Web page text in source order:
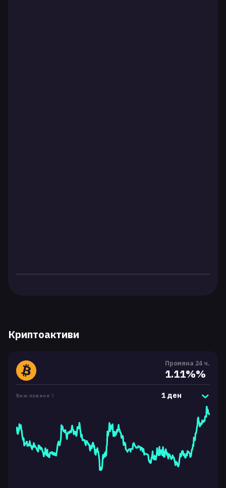
Криптоактиви
Промяна 24 ч.
1.11%%
Виж повече 1 ден